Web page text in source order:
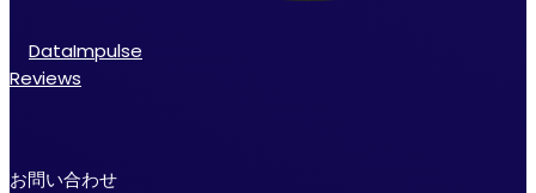
DataImpulse
Reviews
お問い合わせ